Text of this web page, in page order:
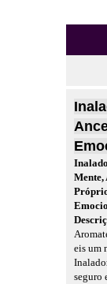
Mente,
eis um
seguro